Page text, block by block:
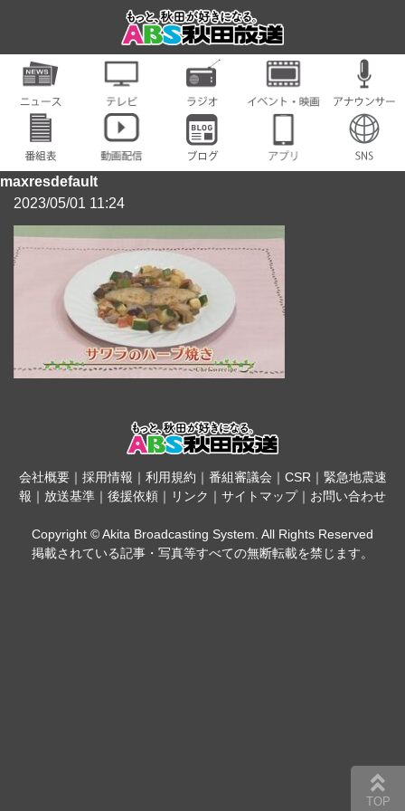
maxresdefault
2023/05/01 11:24
会社概要｜ 採用情報 ｜ 利用規約 ｜ 番組審議会 ｜ CSR｜ 緊急地震速
報 ｜ 放送基準 ｜ 後援依頼 ｜ リンク ｜ サイトマップ｜ お問い合わせ
Copyright © Akita Broadcasting System. All Rights Reserved
掲載されている記事・写真等すべての無断転載を禁じます。